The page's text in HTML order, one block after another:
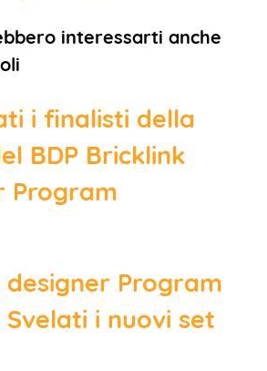
interessarti anche
i finalisti della
BDP Bricklink
Program
designer Program
Svelati i nuovi set